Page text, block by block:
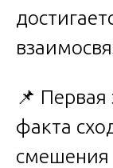
📌
факта